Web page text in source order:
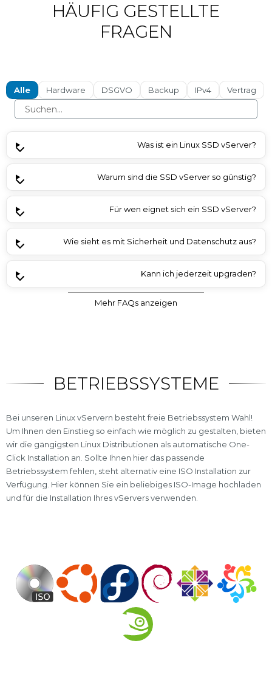
HÄUFIG GESTELLTE
FRAGEN
Alle Hardware DSGVO Backup IPv4 Vertrag
Was ist ein Linux SSD vServer?
Warum sind die SSD vServer so günstig?
Für wen eignet sich ein SSD vServer?
Wie sieht es mit Sicherheit und Datenschutz aus?
Kann ich jederzeit upgraden?
Werden die SSDs redundant abgesichert?
Gibt es Snapshots oder automatische Backups?
Gibt es Einschränkungen?
Welche CPU und welcher RAM kommen bei den SSD
Wie schnell wird der Linux SSD vServer bereitgestellt?
Erhalte ich zu meinem Linux SSD vServer auch eine IPv4 &
Bleiben meine Daten bei einem vServer Upgrade
Mehr FAQs anzeigen
BETRIEBSSYSTEME
Bei unseren Linux vServern besteht freie Betriebssystem Wahl!
Um Ihnen den Einstieg so einfach wie möglich zu gestalten, bieten
wir die gängigsten Linux Distributionen als automatische One-
Click Installation an. Sollte Ihnen hier das passende
Betriebssystem fehlen, steht alternativ eine ISO Installation zur
Verfügung. Hier können Sie ein beliebiges ISO-Image hochladen
und für die Installation Ihres vServers verwenden.